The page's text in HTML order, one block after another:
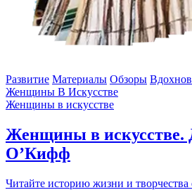
Развитие Материалы Обзоры
Женщины В Искусстве
Женщины в искусстве
Женщины в искусстве.
О’Кифф
Читайте историю жизни и творчества